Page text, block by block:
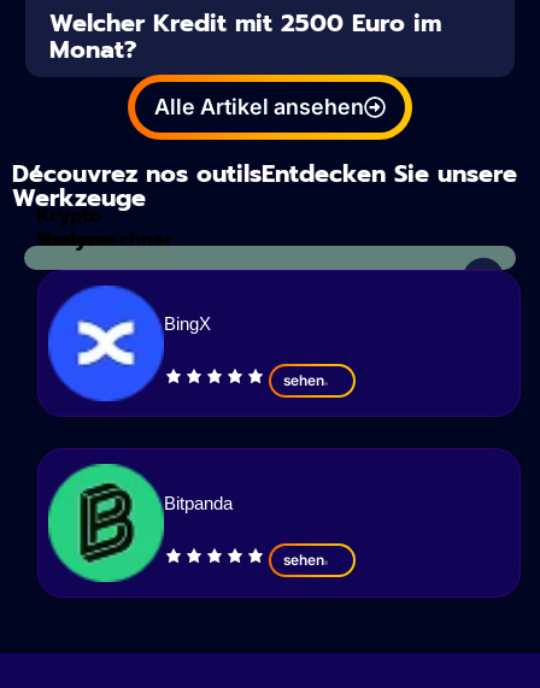
Welcher Kredit mit 2500 Euro im
Monat?
Alle Artikel ansehen
Découvrez nos outilsEntdecken Sie unsere
Werkzeuge
Steuerrechner
Krypto
analyse
BingX
sehen
Bitpanda
sehen